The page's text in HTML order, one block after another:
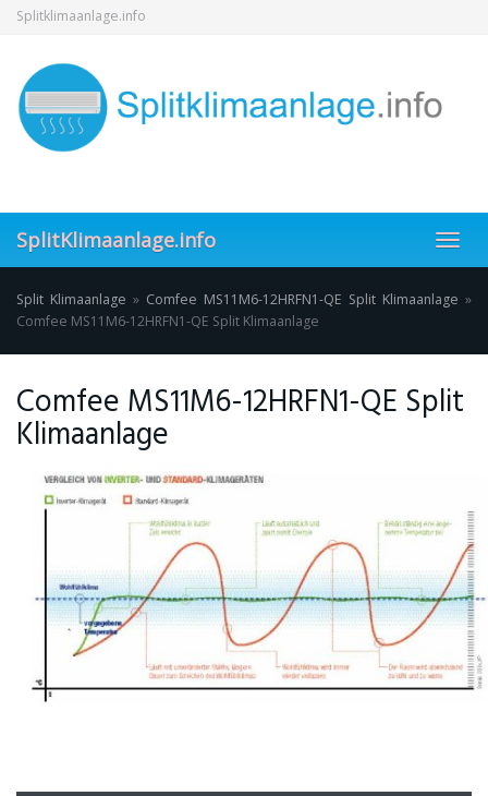
Skip
content
Splitklimaanlage.info
SplitKlimaanlage.info
Split Klimaanlage » Comfee MS11M6-12HRFN1-QE Split Klimaanlage »
Comfee MS11M6-12HRFN1-QE Split Klimaanlage
Comfee MS11M6-12HRFN1-QE Split
Klimaanlage